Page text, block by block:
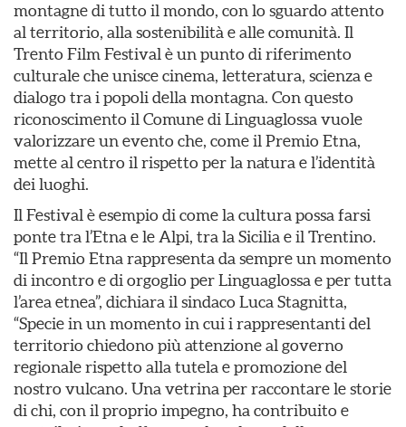
montagne di tutto il mondo, con lo sguardo attento
al territorio, alla sostenibilità e alle comunità. Il
Trento Film Festival è un punto di riferimento
culturale che unisce cinema, letteratura, scienza e
dialogo tra i popoli della montagna. Con questo
riconoscimento il Comune di Linguaglossa vuole
valorizzare un evento che, come il Premio Etna,
mette al centro il rispetto per la natura e l’identità
dei luoghi.
Il Festival è esempio di come la cultura possa farsi
ponte tra l’Etna e le Alpi, tra la Sicilia e il Trentino.
“Il Premio Etna rappresenta da sempre un momento
di incontro e di orgoglio per Linguaglossa e per tutta
l’area etnea”, dichiara il sindaco Luca Stagnitta,
“Specie in un momento in cui i rappresentanti del
territorio chiedono più attenzione al governo
regionale rispetto alla tutela e promozione del
nostro vulcano. Una vetrina per raccontare le storie
di chi, con il proprio impegno, ha contribuito e